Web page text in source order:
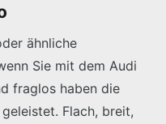
ähnliche
Sie mit dem Audi
fraglos haben die
Flach, breit,